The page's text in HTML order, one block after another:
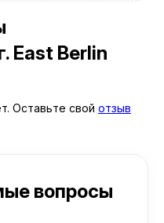
East Berlin
Оставьте свой отзыв
вопросы